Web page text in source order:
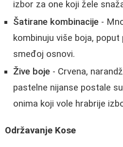
izbor za one koji žele
Šatirane kombinacije -
kombinuju više boja, poput
smeđoj osnovi.
Žive boje - Crvena,
pastelne nijanse postale
onima koji vole hrabrije
Održavanje Kose